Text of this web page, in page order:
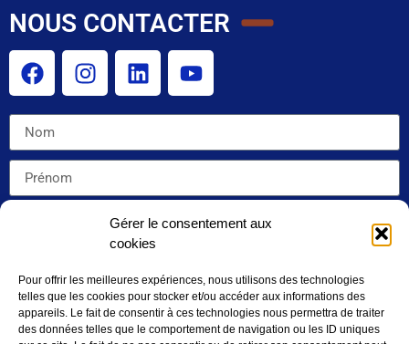
Gérer le consentement aux
cookies
Pour offrir les meilleures expériences, nous utilisons des technologies
telles que les cookies pour stocker et/ou accéder aux informations des
appareils. Le fait de consentir à ces technologies nous permettra de traiter
des données telles que le comportement de navigation ou les ID uniques
NOUS CONTACTER